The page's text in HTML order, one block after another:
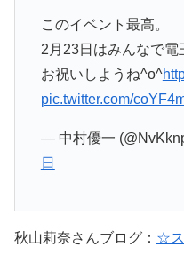
このイベント最高。
2月23日はみんなで電
お祝いしようね^o^
pic.twitter.com/
— 中村優一
日
秋山莉奈さんブログ： ☆ス